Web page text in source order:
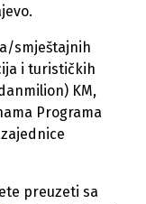
smještajnih
i turističkih
KM,
Programa
preuzeti sa